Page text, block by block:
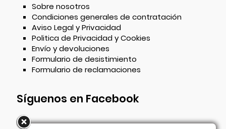
Sobre nosotros
Condiciones generales de contratación
Aviso Legal y Privacidad
Politica de Privacidad y Cookies
Envío y devoluciones
Formulario de desistimiento
Formulario de reclamaciones
Síguenos en Facebook